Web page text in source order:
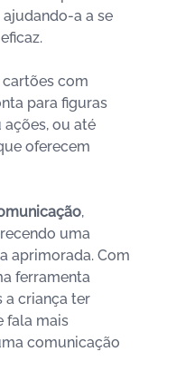
a a se
com
para figuras
ou até
oferecem
,
uma
aprimorada. Com
ferramenta
a criança ter
fala mais
comunicação